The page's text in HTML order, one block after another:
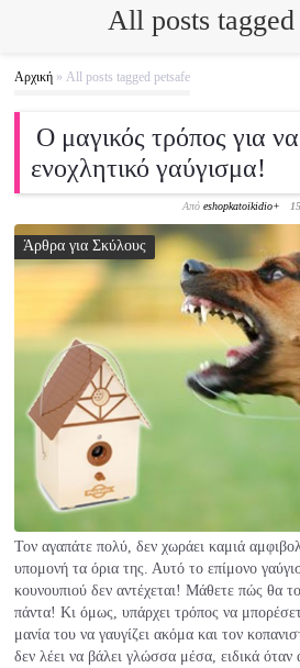
All posts tagged
Αρχική »All posts tagged petsafe
Ο μαγικός τρόπος για
ενοχλητικό γαύγισμα!
Απόeshopkatoikidio+
Άρθρα για Σκύλους
Τον αγαπάτε πολύ, δεν χωράει καμιά
υπομονή τα όρια της. Αυτό το επίμονο
κουνουπιού δεν αντέχεται! Μάθετε πώς θα
πάντα! Κι όμως, υπάρχει τρόπος να
μανία του να γαυγίζει ακόμα και τον
δεν λέει να βάλει γλώσσα μέσα, ειδικά όταν